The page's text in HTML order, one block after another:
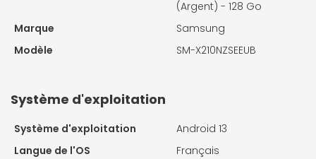
(Argent) - 128 Go
Marque
Samsung
Modèle
SM-X210NZSEEUB
Système d'exploitation
Système d'exploitation
Android 13
Langue de l'OS
Français